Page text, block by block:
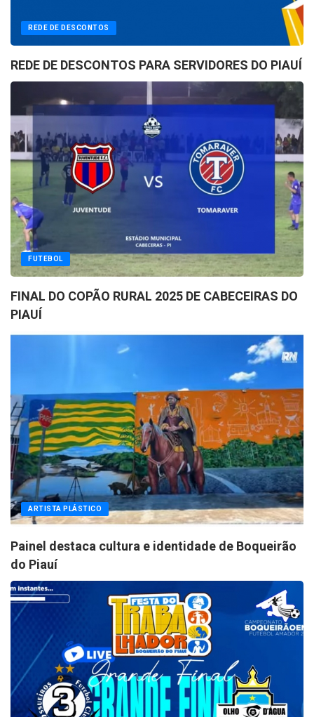
REDE DE DESCONTOS
REDE DE DESCONTOS PARA SERVIDORES DO PIAUÍ
FUTEBOL
FINAL DO COPÃO RURAL 2025 DE CABECEIRAS DO
PIAUÍ
ARTISTA PLÁSTICO
Painel destaca cultura e identidade de Boqueirão
do Piauí